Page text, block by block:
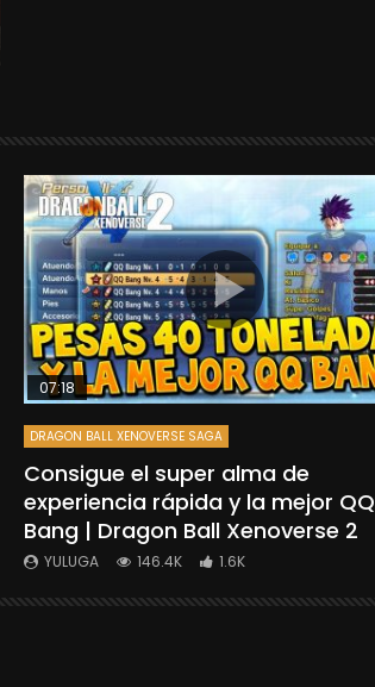
07:18
DRAGON BALL XENOVERSE SAGA
Consigue el super alma de
experiencia rápida y la mejor QQ
Bang | Dragon Ball Xenoverse 2
YULUGA 146.4K 1.6K